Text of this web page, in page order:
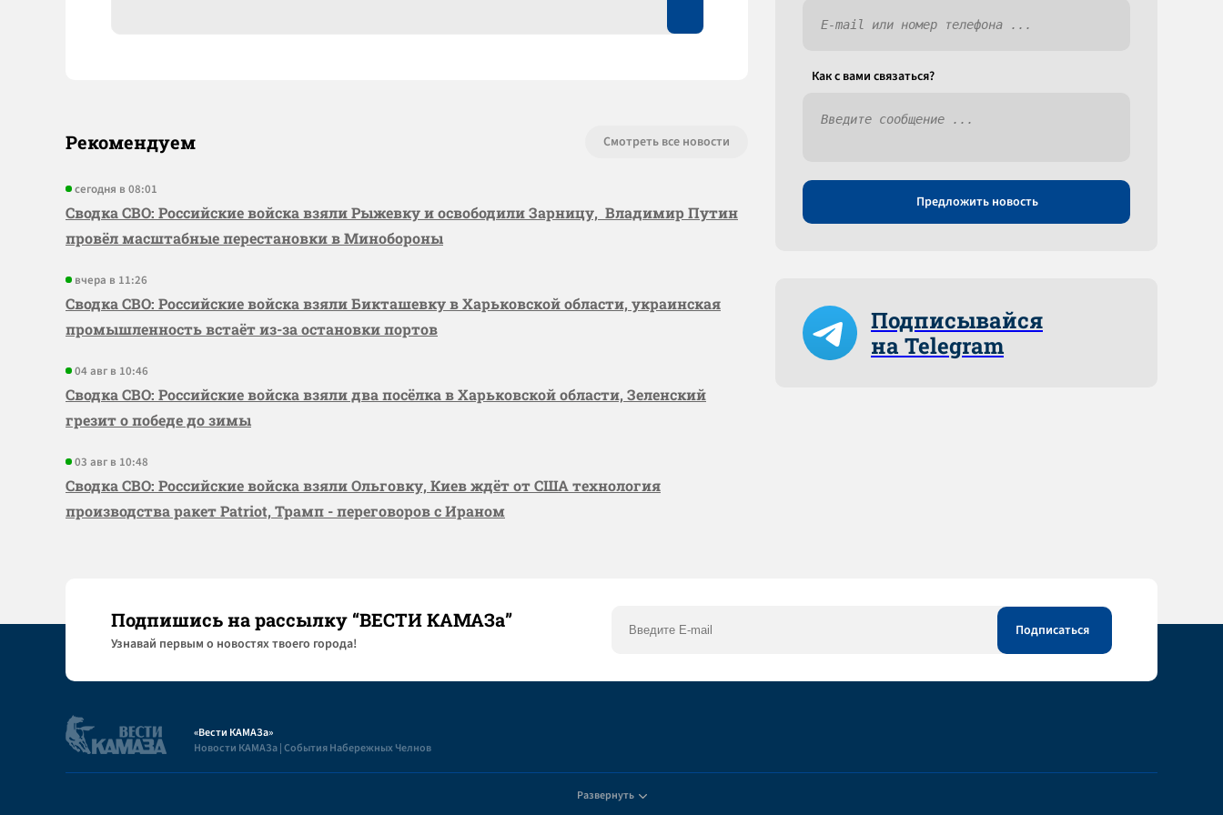
Рекомендуем Смотреть все новости
сегодня в 08:01
Сводка СВО: Российские войска взяли Рыжевку и освободили Зарницу, Владимир Путин
провёл масштабные перестановки в Минобороны
вчера в 11:26
Сводка СВО: Российские войска взяли Бикташевку в Харьковской области, украинская
промышленность встаёт из-за остановки портов
04 авг в 10:46
Сводка СВО: Российские войска взяли два посёлка в Харьковской области, Зеленский
грезит о победе до зимы
03 авг в 10:48
Сводка СВО: Российские войска взяли Ольговку, Киев ждёт от США технология
производства ракет Patriot, Трамп - переговоров с Ираном
Как c вами связаться?
Предложить новость
Подписывайся
на Telegram
Подпишись на рассылку “ВЕСТИ КАМАЗа”
Узнaвай первым о новостях твоего города!
«Вести КАМАЗа»
Новости КАМАЗа | События Набережных Челнов
Развернуть